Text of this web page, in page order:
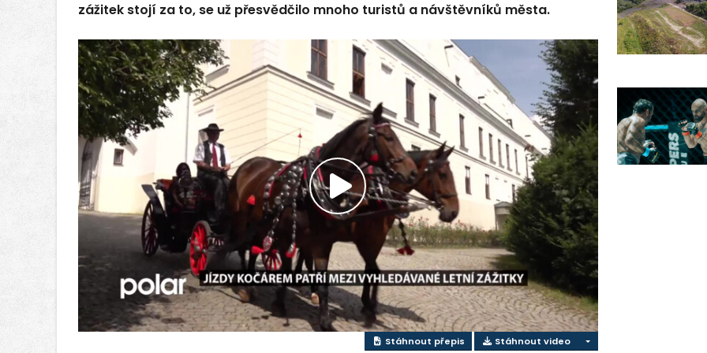
zážitek stojí za to, se už přesvědčilo mnoho turistů a návštěvníků města.
Přehrát
video
Stáhnout přepis Stáhnout video